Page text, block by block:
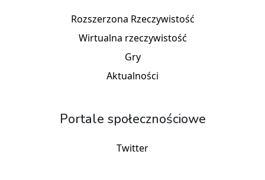
Rozszerzona Rzeczywistość
Wirtualna rzeczywistość
Gry
Aktualności
Portale społecznościowe
Twitter